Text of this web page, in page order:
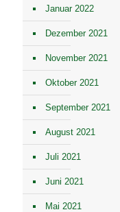
Januar 2022
Dezember 2021
November 2021
Oktober 2021
September 2021
August 2021
Juli 2021
Juni 2021
Mai 2021